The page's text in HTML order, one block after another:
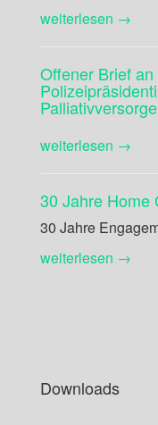
weiterlesen →
Offener Brief
weiterlesen →
30 Jahre Home
30 Jahre
weiterlesen →
Downloads